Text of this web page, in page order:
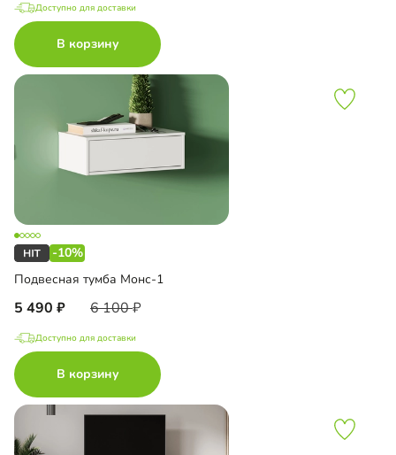
Доступно для доставки
В корзину
-10%
Подвесная тумба Монс-1
5 490 6 100
Доступно для доставки
В корзину